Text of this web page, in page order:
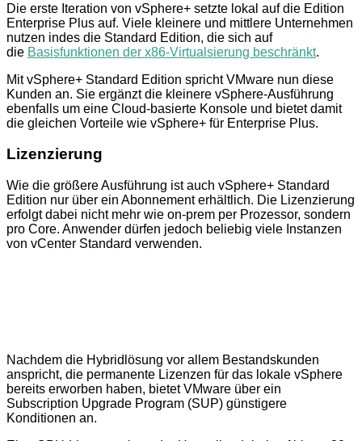
Die erste Iteration von vSphere+ setzte lokal auf die Edition
Enterprise Plus auf. Viele kleinere und mittlere Unternehmen
nutzen indes die Standard Edition, die sich auf
die Basisfunktionen der x86-Virtualsierung beschränkt.
Mit vSphere+ Standard Edition spricht VMware nun diese
Kunden an. Sie ergänzt die kleinere vSphere-Ausführung
ebenfalls um eine Cloud-basierte Konsole und bietet damit
die gleichen Vorteile wie vSphere+ für Enterprise Plus.
Lizenzierung
Wie die größere Ausführung ist auch vSphere+ Standard
Edition nur über ein Abonnement erhältlich. Die Lizenzierung
erfolgt dabei nicht mehr wie on-prem per Prozessor, sondern
pro Core. Anwender dürfen jedoch beliebig viele Instanzen
von vCenter Standard verwenden.
Nachdem die Hybridlösung vor allem Bestandskunden
anspricht, die permanente Lizenzen für das lokale vSphere
bereits erworben haben, bietet VMware über ein
Subscription Upgrade Program (SUP) günstigere
Konditionen an.